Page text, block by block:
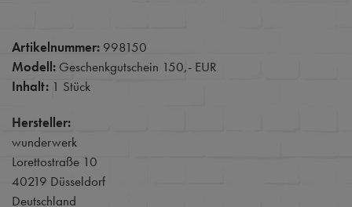
Artikelnummer: 998150
Modell: Geschenkgutschein 150,- EUR
Inhalt: 1 Stück
Hersteller:
wunderwerk
Lorettostraße 10
40219 Düsseldorf
Deutschland